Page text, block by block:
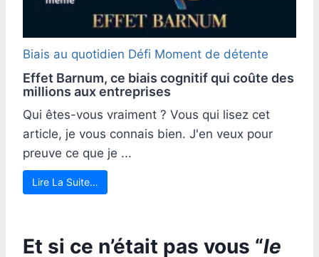
Biais au quotidien Défi Moment de détente
Effet Barnum, ce biais cognitif qui coûte des
millions aux entreprises
Qui êtes-vous vraiment ? Vous qui lisez cet
article, je vous connais bien. J'en veux pour
preuve ce que je ...
Lire La Suite…
Et si ce n’était pas vous “le